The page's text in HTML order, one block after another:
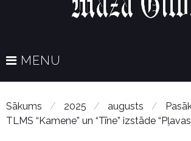
MENU
Sākums / 2025 / augusts /
TLMS “Kamene” un “Tīne” izstāde